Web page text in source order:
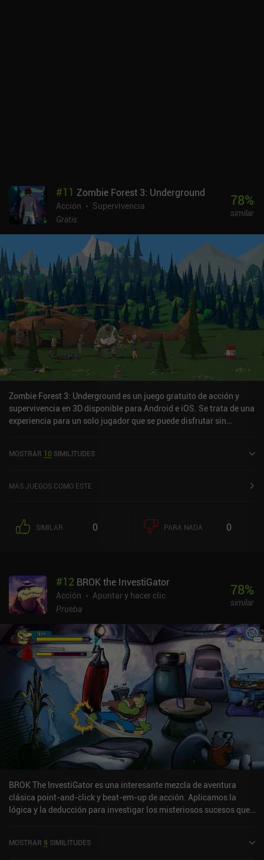
#11 Zombie Forest 3: Underground
Acción
Supervivencia
Gratis
78%
similar
Zombie Forest 3: Underground es un juego gratuito de acción y
supervivencia en 3D disponible para Android e iOS. Se trata de una
experiencia para un solo jugador que se puede disfrutar sin
Underground se lanzó en marzo de 2024 y tiene actualmente una
App Store de iOS.
MOSTRAR 10 SIMILITUDES
MÁS JUEGOS COMO ESTE
SIMILAR 0 PARA NADA 0
#12 BROK the InvestiGator
Acción
Apuntar y hacer clic
Prueba
78%
similar
BROK The InvestiGator es una interesante mezcla de aventura
clásica point-and-click y beat-em-up de acción. Aplicamos la
lógica y la deducción para investigar los misteriosos sucesos que
métodos fallan. Jugamos como un cocodrilo antropomórfico que
MOSTRAR 9 SIMILITUDES